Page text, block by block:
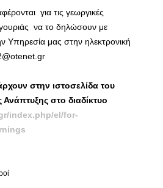
για τις γεωργικές
να το δηλώσουν με
Υπηρεσία μας στην ηλεκτρονική
στην ιστοσελίδα του
στο διαδίκτυο
index.php/el/for-